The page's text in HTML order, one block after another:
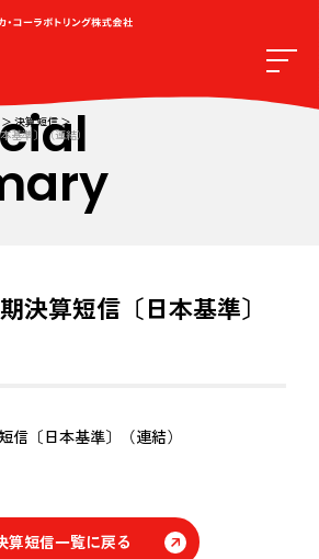
決算短信
基準〕（連結）
決算短信〔日本基準〕
信〔日本基準〕（連結）
算短信一覧に戻る